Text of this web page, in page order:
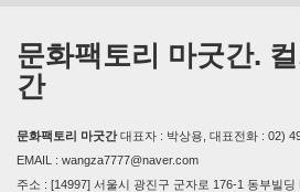
문화팩토리 마굿간.
간
문화팩토리 마굿간대표자 : 박상용, 대표전화 : 02)
EMAIL : wangza7777@naver.com
주소 : [14997] 서울시 광진구 군자로 176-1 동부빌딩